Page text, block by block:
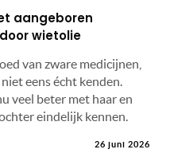
aangeboren
wietolie
van zware medicijnen,
eens écht kenden.
veel beter met haar en
eindelijk kennen.
26 juni 2026